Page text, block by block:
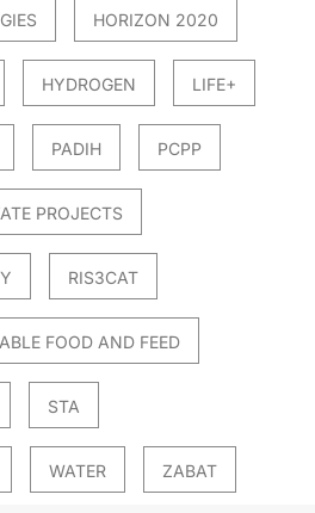
HORIZON 2020
HYDROGEN LIFE+
PADIH PCPP
PROJECTS
RIS3CAT
FOOD AND FEED
STA
WATER ZABAT